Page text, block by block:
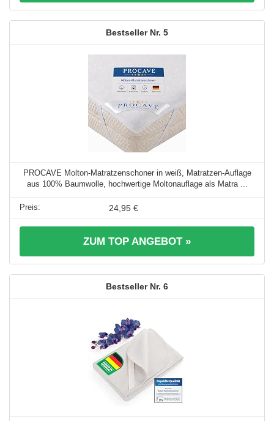
5
PROCAVE Molton-Matratzenschoner in weiß, Matratzen-Auflage
aus 100% Baumwolle, hochwertige Moltonauflage als Matra ...
24,95 €
ZUM TOP ANGEBOT »
6